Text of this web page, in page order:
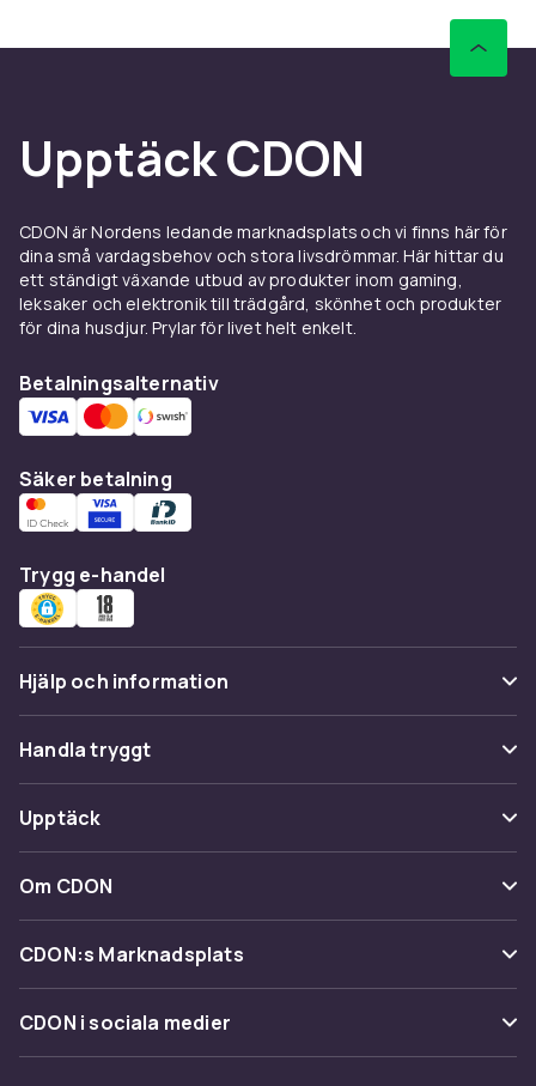
Upptäck CDON
CDON är Nordens ledande marknadsplats och vi finns här för
dina små vardagsbehov och stora livsdrömmar. Här hittar du
ett ständigt växande utbud av produkter inom gaming,
leksaker och elektronik till trädgård, skönhet och produkter
för dina husdjur. Prylar för livet helt enkelt.
Betalningsalternativ
Säker betalning
Trygg e-handel
Hjälp och information
Vanliga frågor
Spåra paket
Ångra & Returnera här
Kundservice
Handla tryggt
Betalning
Leverans
Återkallelser
Upptäck
Kategorier
Varumärken
Shopit.se
Om CDON
Om oss
Kundrecensioner
CDON:s Marknadsplats
Sälj på CDON
Bli affiliate
CDON i sociala medier